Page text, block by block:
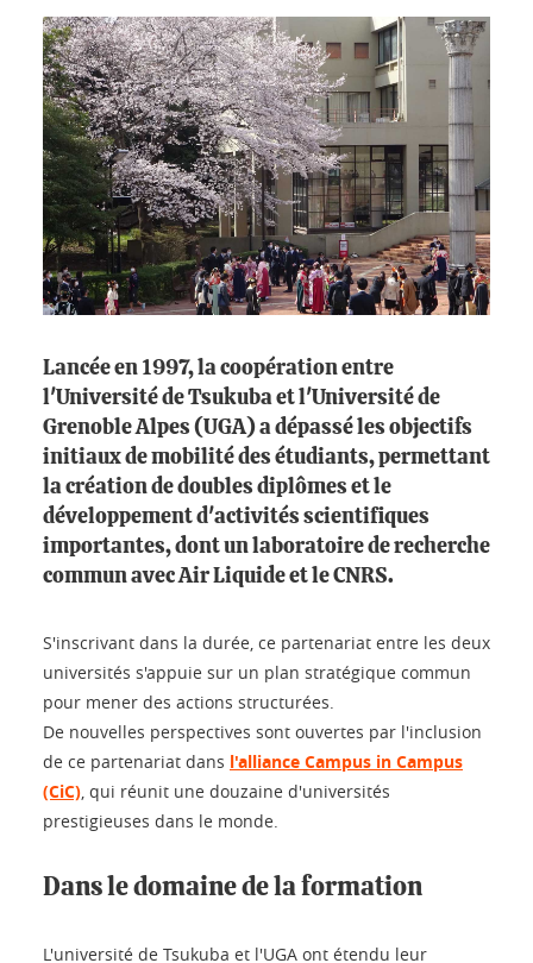
Lancée en 1997, la coopération entre
l'Université de Tsukuba et l'Université de
Grenoble Alpes (UGA) a dépassé les objectifs
initiaux de mobilité des étudiants, permettant
la création de doubles diplômes et le
développement d'activités scientifiques
importantes, dont un laboratoire de recherche
commun avec Air Liquide et le CNRS.
S'inscrivant dans la durée, ce partenariat entre les deux
universités s'appuie sur un plan stratégique commun
pour mener des actions structurées.
De nouvelles perspectives sont ouvertes par l'inclusion
de ce partenariat dans l'alliance Campus in Campus
(CiC) , qui réunit une douzaine d'universités
prestigieuses dans le monde.
Dans le domaine de la formation
L'université de Tsukuba et l'UGA ont étendu leur